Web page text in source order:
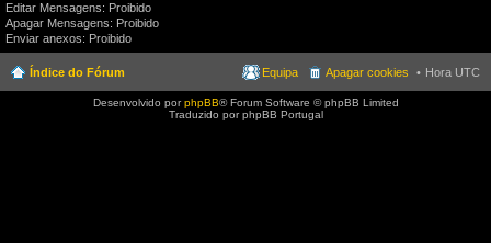
Editar Mensagens: Proibido
Apagar Mensagens: Proibido
Enviar anexos: Proibido
Índice do Fórum Hora UTC
Apagar cookies
Equipa
Desenvolvido porphpBB® Forum Software © phpBB Limited
Traduzido por phpBB Portugal